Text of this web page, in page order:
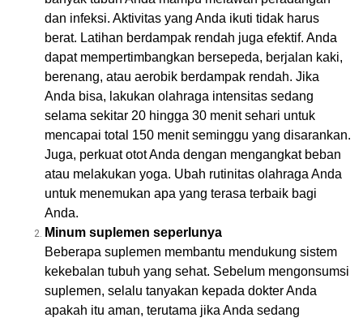
dan infeksi. Aktivitas yang Anda ikuti tidak harus
berat. Latihan berdampak rendah juga efektif. Anda
dapat mempertimbangkan bersepeda, berjalan kaki,
berenang, atau aerobik berdampak rendah. Jika
Anda bisa, lakukan olahraga intensitas sedang
selama sekitar 20 hingga 30 menit sehari untuk
mencapai total 150 menit seminggu yang disarankan.
Juga, perkuat otot Anda dengan mengangkat beban
atau melakukan yoga. Ubah rutinitas olahraga Anda
untuk menemukan apa yang terasa terbaik bagi
Anda.
Minum suplemen seperlunya
Beberapa suplemen membantu mendukung sistem
kekebalan tubuh yang sehat. Sebelum mengonsumsi
suplemen, selalu tanyakan kepada dokter Anda
apakah itu aman, terutama jika Anda sedang